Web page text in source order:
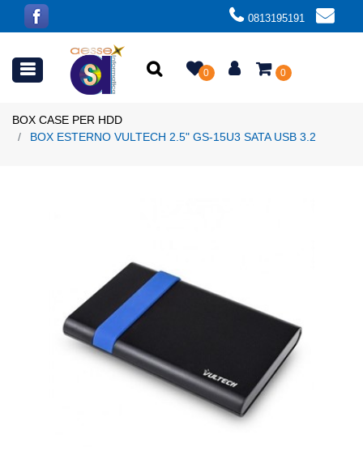
0813195191
Open menu 0 0
BOX CASE PER HDD
BOX ESTERNO VULTECH 2.5" GS-15U3 SATA USB 3.2